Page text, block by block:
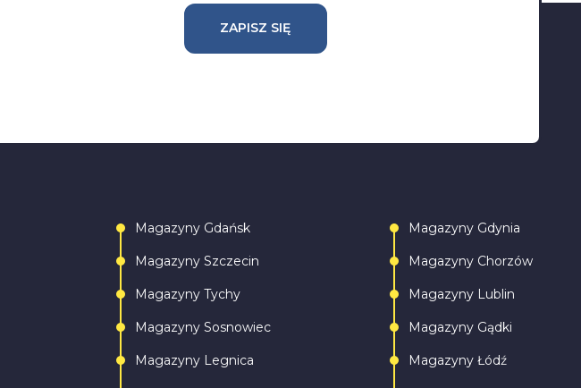
ZAPISZ SIĘ
Magazyny Gdańsk
Magazyny Szczecin
Magazyny Tychy
Magazyny Sosnowiec
Magazyny Legnica
Magazyny Gdynia
Magazyny Chorzów
Magazyny Lublin
Magazyny Gądki
Magazyny Łódź